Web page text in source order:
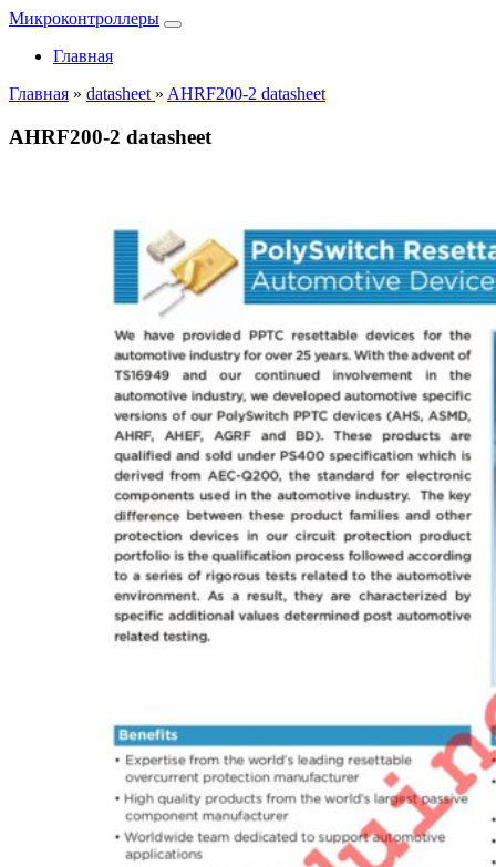
Микроконтроллеры
Главная
Главная » datasheet » AHRF200-2 datasheet
AHRF200-2 datasheet